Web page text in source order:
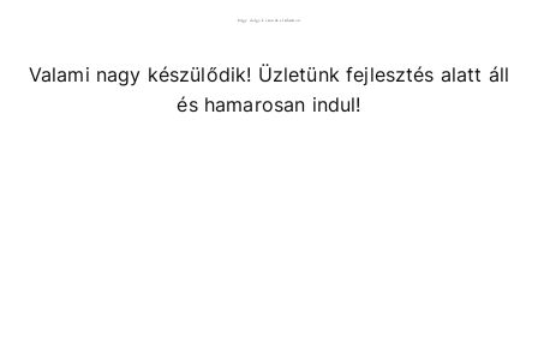
Nagy dolgok vannak a láthatáron
Valami nagy készülődik! Üzletünk fejlesztés alatt áll
és hamarosan indul!